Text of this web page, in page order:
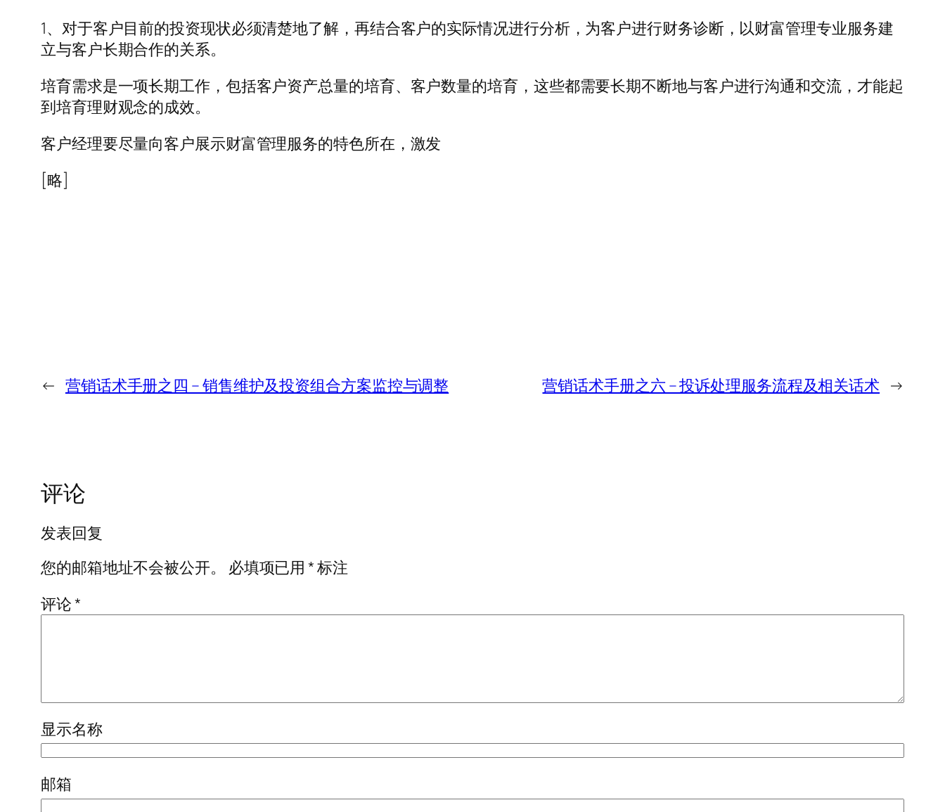
1、对于客户目前的投资现状必须清楚地了解，再结合客户的实际情况进行分析，为客户进行财务诊断，以财富管理专业服务建
立与客户长期合作的关系。
培育需求是一项长期工作，包括客户资产总量的培育、客户数量的培育，这些都需要长期不断地与客户进行沟通和交流，才能起
到培育理财观念的成效。
客户经理要尽量向客户展示财富管理服务的特色所在，激发
[略]
← 营销话术手册之四 – 销售维护及投资组合方案监控与调整 营销话术手册之六 – 投诉处理服务流程及相关话术 →
评论
发表回复
您的邮箱地址不会被公开。
必填项已用*标注
评论*
显示名称
邮箱